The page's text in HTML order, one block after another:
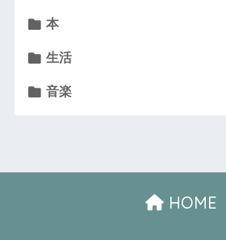
本
生活
音楽
HOME